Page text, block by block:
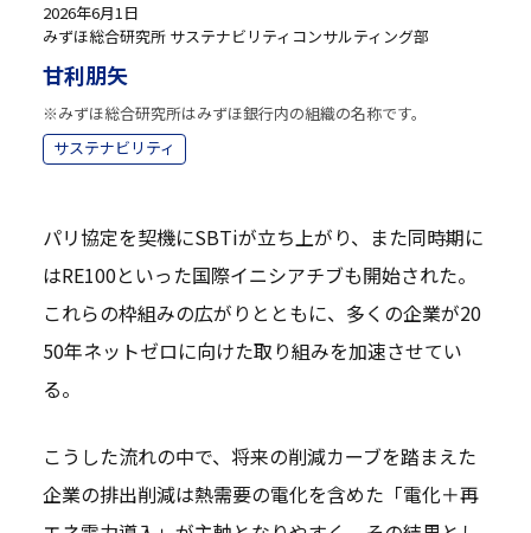
2026年6月1日
みずほ総合研究所 サステナビリティコンサルティング部
甘利朋矢
※みずほ総合研究所はみずほ銀行内の組織の名称です。
サステナビリティ
パリ協定を契機にSBTiが立ち上がり、また同時期に
はRE100といった国際イニシアチブも開始された。
これらの枠組みの広がりとともに、多くの企業が20
50年ネットゼロに向けた取り組みを加速させてい
る。
こうした流れの中で、将来の削減カーブを踏まえた
企業の排出削減は熱需要の電化を含めた「電化＋再